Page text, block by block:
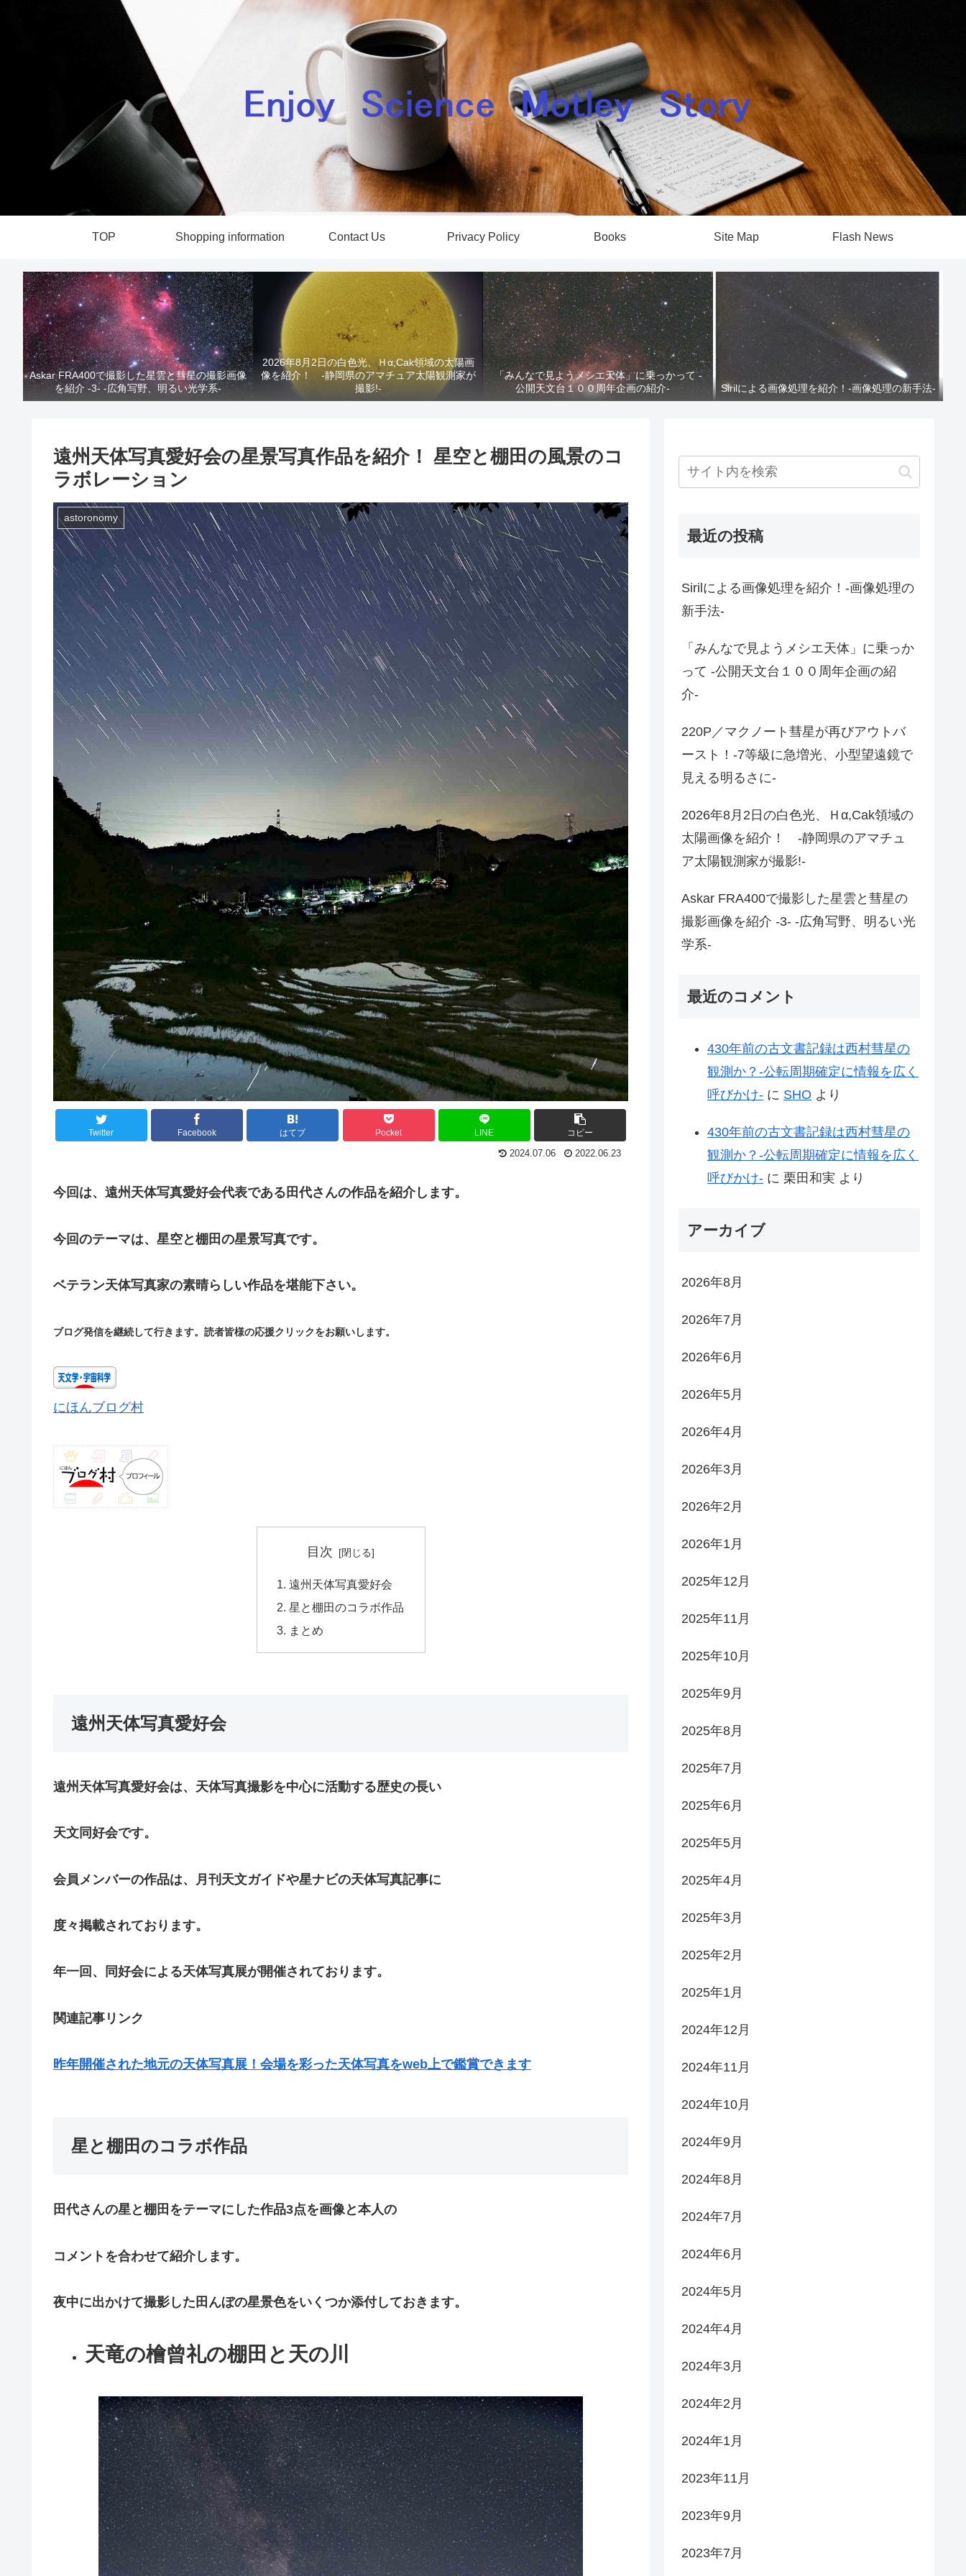
TOP Shopping information Contact Us Privacy Policy Books Site Map Flash News
Askar FRA400で撮影した星雲と彗星の撮影画像
を紹介 -3- -広角写野、明るい光学系-
2026年8月2日の白色光、Ｈα,Cak領域の太陽画
像を紹介！ -静岡県のアマチュア太陽観測家が
撮影!-
「みんなで見ようメシエ天体」に乗っかって -
公開天文台１００周年企画の紹介-
Sirilによる画像処理を紹介！-画像処理の新手法-
遠州天体写真愛好会の星景写真作品を紹介！ 星空と棚田の風景のコ
ラボレーション
astoronomy
Twitter Facebook はてブ Pocket LINE コピー
2024.07.06 2022.06.23
今回は、遠州天体写真愛好会代表である田代さんの作品を紹介します。
今回のテーマは、星空と棚田の星景写真です。
ベテラン天体写真家の素晴らしい作品を堪能下さい。
ブログ発信を継続して行きます。読者皆様の応援クリックをお願いします。
にほんブログ村
目次
遠州天体写真愛好会
星と棚田のコラボ作品
まとめ
遠州天体写真愛好会
遠州天体写真愛好会は、天体写真撮影を中心に活動する歴史の長い
天文同好会です。
会員メンバーの作品は、月刊天文ガイドや星ナビの天体写真記事に
度々掲載されております。
年一回、同好会による天体写真展が開催されております。
関連記事リンク
昨年開催された地元の天体写真展！会場を彩った天体写真をweb上で鑑賞できます
星と棚田のコラボ作品
田代さんの星と棚田をテーマにした作品3点を画像と本人の
コメントを合わせて紹介します。
夜中に出かけて撮影した田んぼの星景色をいくつか添付しておきます。
天竜の檜曾礼の棚田と天の川
最近の投稿
Sirilによる画像処理を紹介！-画像処理の
新手法-
「みんなで見ようメシエ天体」に乗っか
って -公開天文台１００周年企画の紹
介-
220P／マクノート彗星が再びアウトバ
ースト！-7等級に急増光、小型望遠鏡で
見える明るさに-
2026年8月2日の白色光、Ｈα,Cak領域の
太陽画像を紹介！ -静岡県のアマチュ
ア太陽観測家が撮影!-
Askar FRA400で撮影した星雲と彗星の
撮影画像を紹介 -3- -広角写野、明るい光
学系-
最近のコメント
430年前の古文書記録は西村彗星の
観測か？-公転周期確定に情報を広く
呼びかけ- に SHO より
430年前の古文書記録は西村彗星の
観測か？-公転周期確定に情報を広く
呼びかけ- に 栗田和実 より
アーカイブ
2026年8月
2026年7月
2026年6月
2026年5月
2026年4月
2026年3月
2026年2月
2026年1月
2025年12月
2025年11月
2025年10月
2025年9月
2025年8月
2025年7月
2025年6月
2025年5月
2025年4月
2025年3月
2025年2月
2025年1月
2024年12月
2024年11月
2024年10月
2024年9月
2024年8月
2024年7月
2024年6月
2024年5月
2024年4月
2024年3月
2024年2月
2024年1月
2023年11月
2023年9月
2023年7月